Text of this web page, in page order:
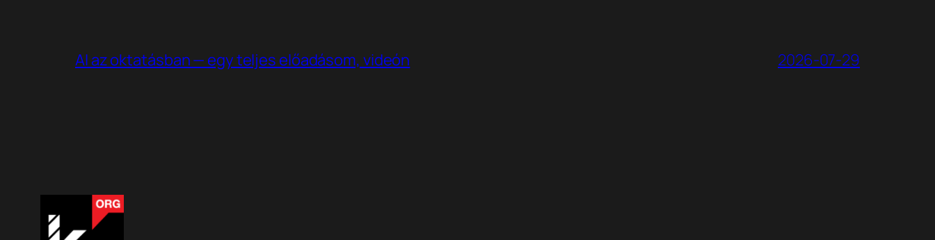
AI az oktatásban — egy teljes előadásom, videón 2026-07-29